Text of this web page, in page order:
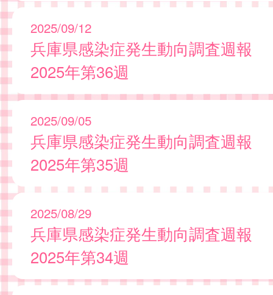
2025/09/12
兵庫県感染症発生動向調査週報
2025年第36週
2025/09/05
兵庫県感染症発生動向調査週報
2025年第35週
2025/08/29
兵庫県感染症発生動向調査週報
2025年第34週